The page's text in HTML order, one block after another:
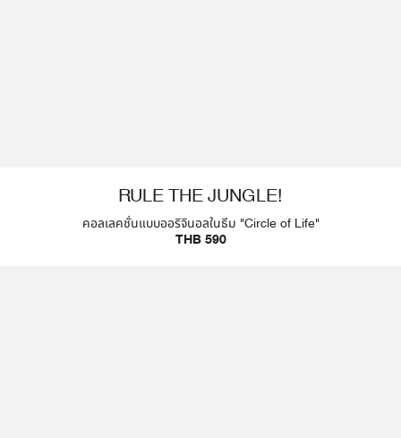
RULE THE JUNGLE!
คอลเลคชั่นแบบออริจินอลในธีม "Circle of Life"
THB 590